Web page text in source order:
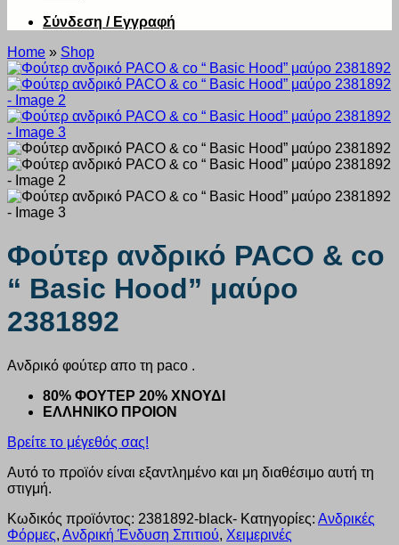
Σύνδεση / Εγγραφή
Home » Shop
Φούτερ ανδρικό PACO & co
“ Basic Hood” μαύρο
2381892
Ανδρικό φούτερ απο τη paco .
80% ΦΟΥΤΕΡ 20% ΧΝΟΥΔΙ
ΕΛΛΗΝΙΚΟ ΠΡΟΙΟΝ
Βρείτε το μέγεθός σας!
Αυτό το προϊόν είναι εξαντλημένο και μη διαθέσιμο αυτή τη
στιγμή.
Κωδικός προϊόντος: 2381892-black- Κατηγορίες: Ανδρικές
Φόρμες, Ανδρική Ένδυση Σπιτιού, Χειμερινές